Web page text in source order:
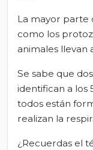
La mayor parte
como los
animales llevan
Se sabe que
identifican a los
todos están
realizan la
¿Recuerdas el